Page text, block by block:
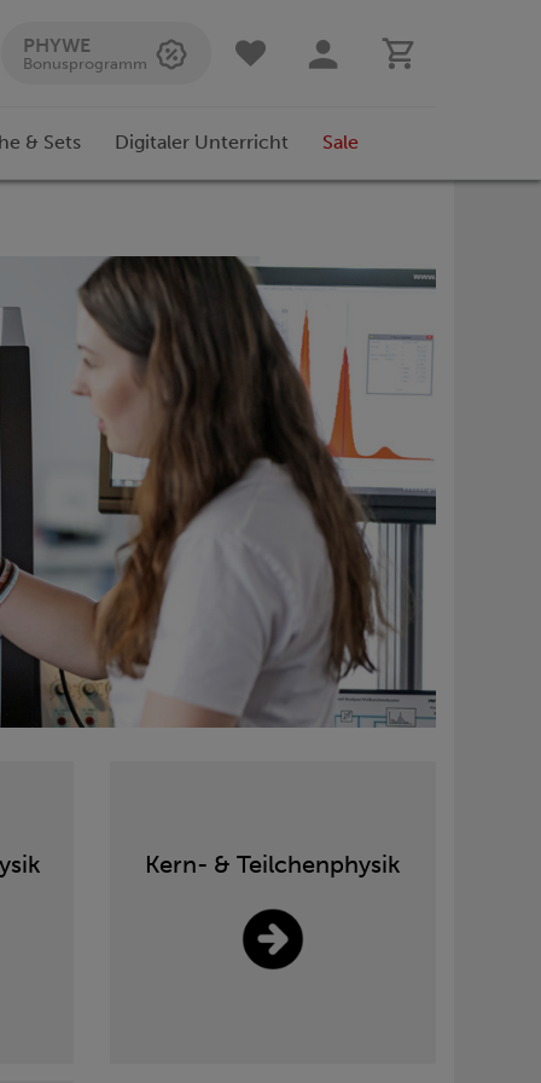
PHYWE
Bonusprogramm
& Sets Digitaler Unterricht Sale
Kern- & Teilchenphysik